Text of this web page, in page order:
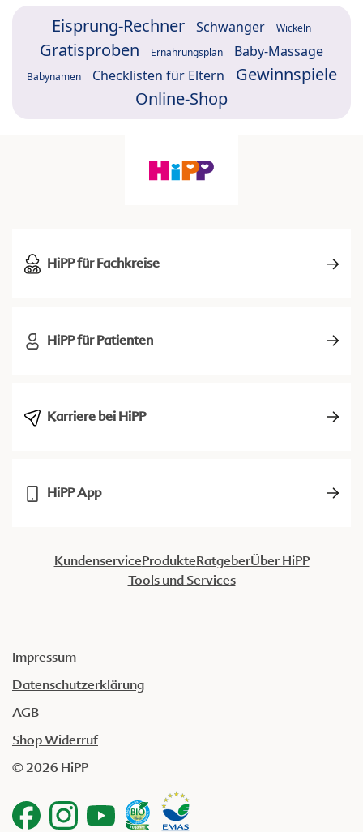
Eisprung-Rechner Schwanger Wickeln
Gratisproben Ernährungsplan Baby-Massage
Babynamen Checklisten für Eltern
Gewinnspiele
Online-Shop
HiPP für Fachkreise
HiPP für Patienten
Karriere bei HiPP
HiPP App
KundenserviceProdukteRatgeberÜber HiPP
Tools und Services
Impressum
Datenschutzerklärung
AGB
Shop Widerruf
© 2026 HiPP